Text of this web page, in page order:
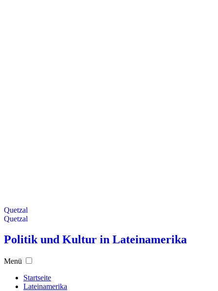
Quetzal
Quetzal
Politik und Kultur in Lateinamerika
Menü
Startseite
Lateinamerika